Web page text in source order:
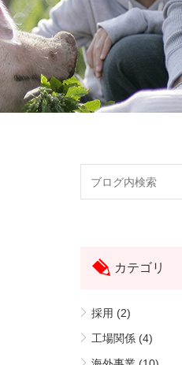
カテゴリ
採用 (2)
工場関係 (4)